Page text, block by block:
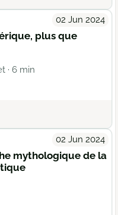
02 Jun 2024
plus que
· 6 min
02 Jun 2024
mythologique de la